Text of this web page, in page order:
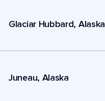
Glaciar Hubbard, Alaska
Juneau, Alaska